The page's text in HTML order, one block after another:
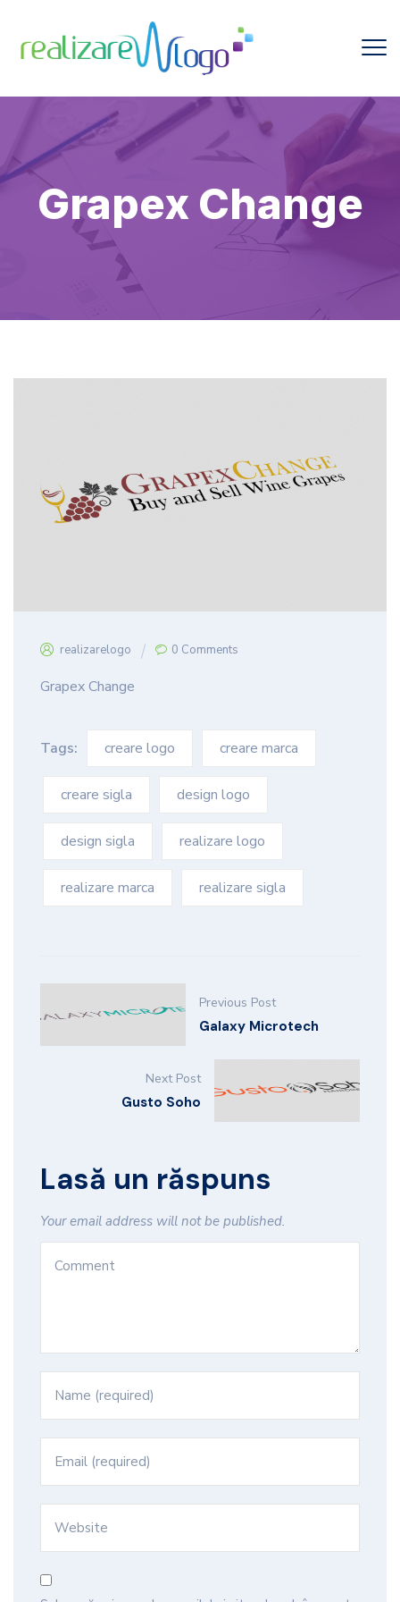
Grapex Change
realizarelogo 0 Comments
Grapex Change
Tags: creare logo creare marca
creare sigla design logo
design sigla realizare logo
realizare marca realizare sigla
Previous Post
Galaxy Microtech
Next Post
Gusto Soho
Lasă un răspuns
Your email address will not be published.